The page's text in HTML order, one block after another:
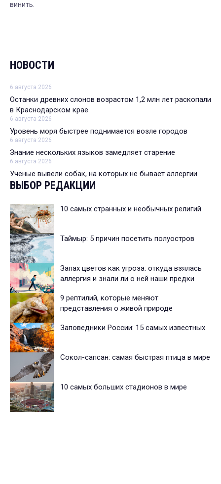
винить.
НОВОСТИ
6 августа 2026
Останки древних слонов возрастом 1,2 млн лет раскопали
в Краснодарском крае
6 августа 2026
Уровень моря быстрее поднимается возле городов
6 августа 2026
Знание нескольких языков замедляет старение
6 августа 2026
Ученые вывели собак, на которых не бывает аллергии
ВЫБОР РЕДАКЦИИ
10 самых странных и необычных религий
Таймыр: 5 причин посетить полуостров
Запах цветов как угроза: откуда взялась
аллергия и знали ли о ней наши предки
9 рептилий, которые меняют
представления о живой природе
Заповедники России: 15 самых известных
Сокол-сапсан: самая быстрая птица в мире
10 самых больших стадионов в мире